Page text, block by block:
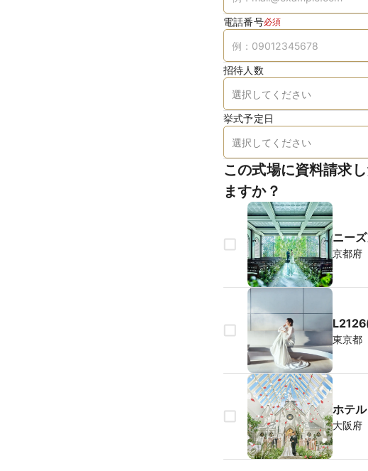
電話番号必須
招待人数
挙式予定日
この式場に資料請求
ますか？
ニー
京都府
東京都
ホテ
大阪府